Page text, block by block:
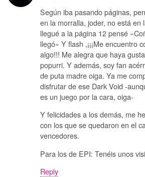
Según iba pasando páginas,
en la morralla, joder, no está en
llegué a la página 12 pensé
llegó» Y flash ,¡¡¡Me encuentro
algo!!! Me alegra que haya
popurri. Y además, soy fan
de puta madre oiga. Ya me
disfrutar de ese Dark Void -
es un juego por la cara, oiga-
Y felicidades a los demás, me
con los que se quedaron en el
vencedores.
Para los de EPI: Tenéis unos
Reply